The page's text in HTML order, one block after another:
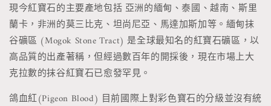
現今紅寶石的主要產地包括 亞洲的緬甸、泰國、越南、斯里
蘭卡，非洲的莫三比克、坦尚尼亞、馬達加斯加等。緬甸抹
谷礦區 (Mogok Stone Tract) 是全球最知名的紅寶石礦區，以
高品質的出產著稱，但經過數百年的開採後，現在市場上大
克拉數的抹谷紅寶石已愈發罕見。
鴿血紅(Pigeon Blood) 目前國際上對彩色寶石的分級並沒有統